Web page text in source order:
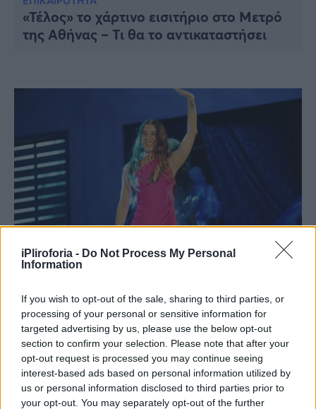
iPliroforia - Do Not Process My Personal
Information
If you wish to opt-out of the sale, sharing to third parties, or
processing of your personal or sensitive information for
targeted advertising by us, please use the below opt-out
section to confirm your selection. Please note that after your
opt-out request is processed you may continue seeing
interest-based ads based on personal information utilized by
us or personal information disclosed to third parties prior to
your opt-out. You may separately opt-out of the further
Υγεία
Γυναίκα
Viral
Κουζίνα
Ζώδια
«Τέλος» το χάρτινο εισιτήριο στο Μετρό
της Αθήνας – Τι θα το αντικαταστήσει
VIRAL
δωρεάν σε συναυλία της παιδιά που δεν
είχαν λεφτά για εισιτήριο